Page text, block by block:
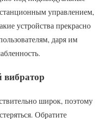
управлением,
устройства прекрасно
даря им
широк, поэтому
Обратите